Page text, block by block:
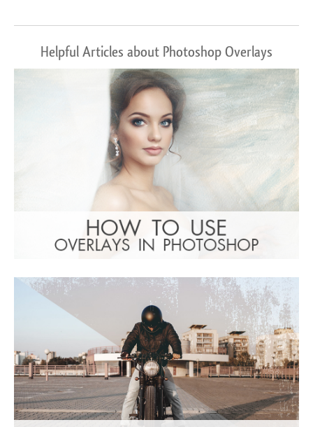
Helpful Articles about Photoshop Overlays